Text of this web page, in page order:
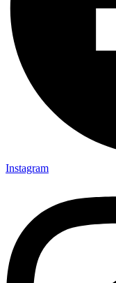
Instagram